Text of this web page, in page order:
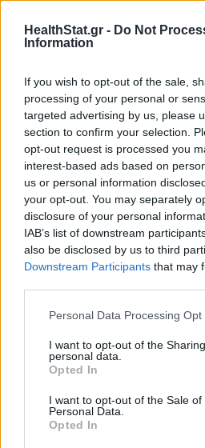
HealthStat.gr - Do Not
Information
If you wish to opt-out of the sale,
processing of your personal or
targeted advertising by us, please
section to confirm your selection.
opt-out request is processed you
interest-based ads based on
us or personal information
your opt-out. You may separately
disclosure of your personal
IAB’s list of downstream
also be disclosed by us to third
Downstream Participants that may
Personal Data Processing Opt
I want to opt-out of the
personal data.
Opted In
I want to opt-out of the Sale of
Personal Data.
Opted In
ΕΥ ΖΗΝ 14/10/2025 - 08:34
Γιατί μας κάνει καλό να
ΕΥ ΖΗΝ 07/10/2025 - 06:30